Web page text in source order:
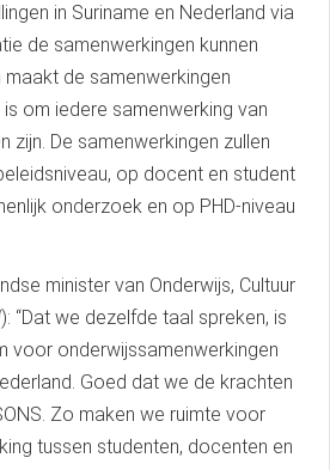
in Suriname en Nederland via
de samenwerkingen kunnen
maakt de samenwerkingen
om iedere samenwerking van
zijn. De samenwerkingen zullen
op docent en student
onderzoek en op PHD-niveau
minister van Onderwijs, Cultuur
“Dat we dezelfde taal spreken, is
voor onderwijssamenwerkingen
Goed dat we de krachten
Zo maken we ruimte voor
tussen studenten, docenten en